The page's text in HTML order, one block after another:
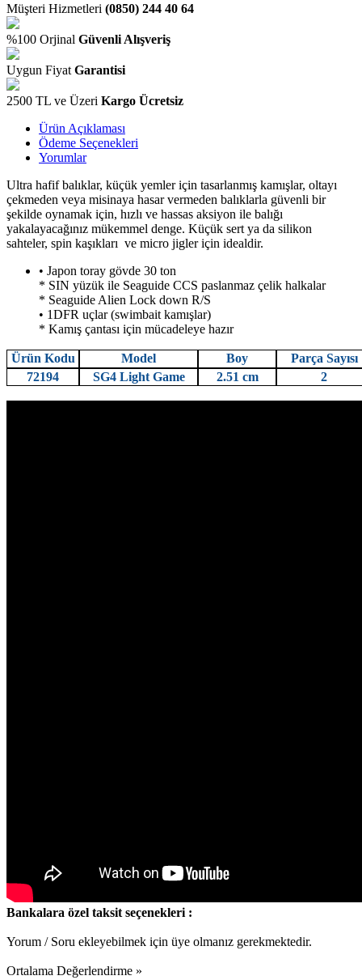
Müşteri Hizmetleri (0850) 244 40 64
%100 Orjinal Güvenli Alışveriş
Uygun Fiyat Garantisi
2500 TL ve Üzeri Kargo Ücretsiz
Ürün Açıklaması
Ödeme Seçenekleri
Yorumlar
Ultra hafif balıklar, küçük yemler için tasarlanmış kamışlar, oltayı
çekmeden veya misinaya hasar vermeden balıklarla güvenli bir
şekilde oynamak için, hızlı ve hassas aksiyon ile balığı
yakalayacağınız mükemmel denge. Küçük sert ya da silikon
sahteler, spin kaşıkları ve micro jigler için idealdir.
• Japon toray gövde 30 ton
* SIN yüzük ile Seaguide CCS paslanmaz çelik halkalar
* Seaguide Alien Lock down R/S
• 1DFR uçlar (swimbait kamışlar)
* Kamış çantası için mücadeleye hazır
Ürün Kodu Model Boy
Parça Sayısı
72194
SG4 Light Game 2.51 cm 2
Bankalara özel taksit seçenekleri :
Yorum / Soru ekleyebilmek için üye olmanız gerekmektedir.
Ortalama Değerlendirme »